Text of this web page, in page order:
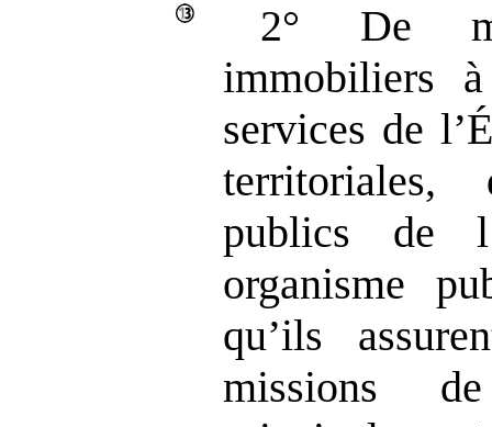
2° De
immobiliers
services de
territoriales,
publics de
organisme
qu’ils
missions